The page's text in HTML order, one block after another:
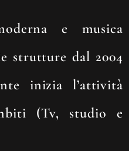
e musica
strutture dal 2004
inizia l’attività
(Tv, studio e